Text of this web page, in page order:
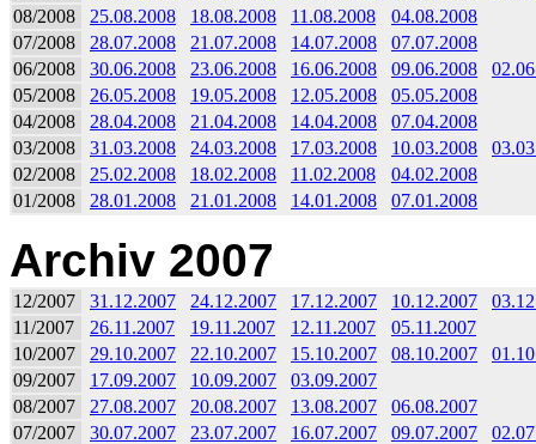
08/2008
25.08.2008 18.08.2008 11.08.2008
04.08.2008
07/2008
28.07.2008 21.07.2008 14.07.2008
07.07.2008
06/2008
30.06.2008 23.06.2008 16.06.2008 09.06.2008
05/2008
26.05.2008 19.05.2008 12.05.2008
05.05.2008
04/2008
28.04.2008 21.04.2008 14.04.2008
07.04.2008
03/2008
31.03.2008 24.03.2008 17.03.2008 10.03.2008
02/2008
25.02.2008 18.02.2008 11.02.2008
04.02.2008
01/2008
28.01.2008 21.01.2008 14.01.2008 07.01.2008
Archiv 2007
12/2007 31.12.2007 24.12.2007 17.12.2007 10.12.2007
11/2007
26.11.2007 19.11.2007 12.11.2007
05.11.2007
10/2007
29.10.2007 22.10.2007 15.10.2007 08.10.2007
09/2007
17.09.2007 10.09.2007
03.09.2007
08/2007
27.08.2007 20.08.2007 13.08.2007
06.08.2007
07/2007
30.07.2007 23.07.2007 16.07.2007 09.07.2007